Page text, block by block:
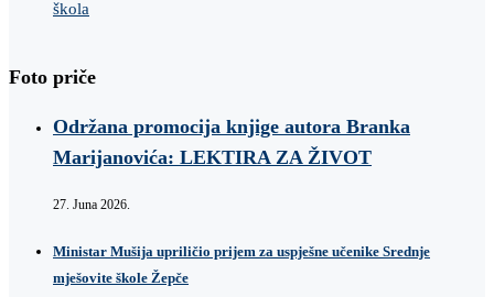
škola
Foto priče
Održana promocija knjige autora Branka
Marijanovića: LEKTIRA ZA ŽIVOT
27. Juna 2026.
Ministar Mušija upriličio prijem za uspješne učenike Srednje
mješovite škole Žepče